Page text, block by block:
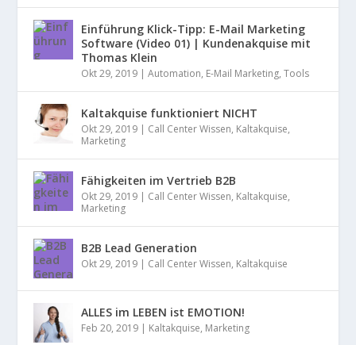
Einführung Klick-Tipp: E-Mail Marketing
Software (Video 01) | Kundenakquise mit
Thomas Klein
Okt 29, 2019 |Automation, E-Mail Marketing,Tools
Kaltakquise funktioniert NICHT
Okt 29, 2019 | Call Center Wissen, Kaltakquise,
Marketing
Fähigkeiten im Vertrieb B2B
Okt 29, 2019 | Call Center Wissen, Kaltakquise,
Marketing
B2B Lead Generation
Okt 29, 2019 | Call Center Wissen, Kaltakquise
ALLES im LEBEN ist EMOTION!
Feb 20, 2019 | Kaltakquise, Marketing